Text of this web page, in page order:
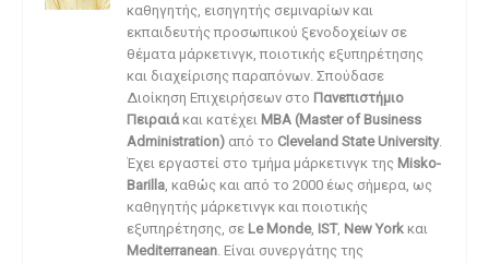
καθηγητής, εισηγητής σεμιναρίων και
εκπαιδευτής προσωπικού ξενοδοχείων σε
θέματα μάρκετινγκ, ποιοτικής εξυπηρέτησης
και διαχείρισης παραπόνων. Σπούδασε
Διοίκηση Επιχειρήσεων στο Πανεπιστήμιο
Πειραιάκαι κατέχει MBA (Master of Business
Administration) από το Cleveland State University.
Έχει εργαστεί στο τμήμα μάρκετινγκ της Misko-
Barilla, καθώς και από το 2000 έως σήμερα, ως
καθηγητής μάρκετινγκ και ποιοτικής
εξυπηρέτησης, σε Le Monde, IST, New York και
Mediterranean. Είναι συνεργάτης της